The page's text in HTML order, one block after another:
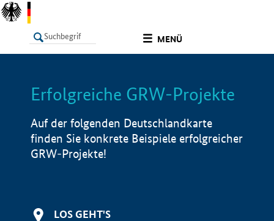
MENÜ
LISTE Info
Erfolgreiche GRW-Projekte
Auf der folgenden Deutschlandkarte
finden Sie konkrete Beispiele erfolgreicher
GRW-Projekte!
LOS GEHT'S